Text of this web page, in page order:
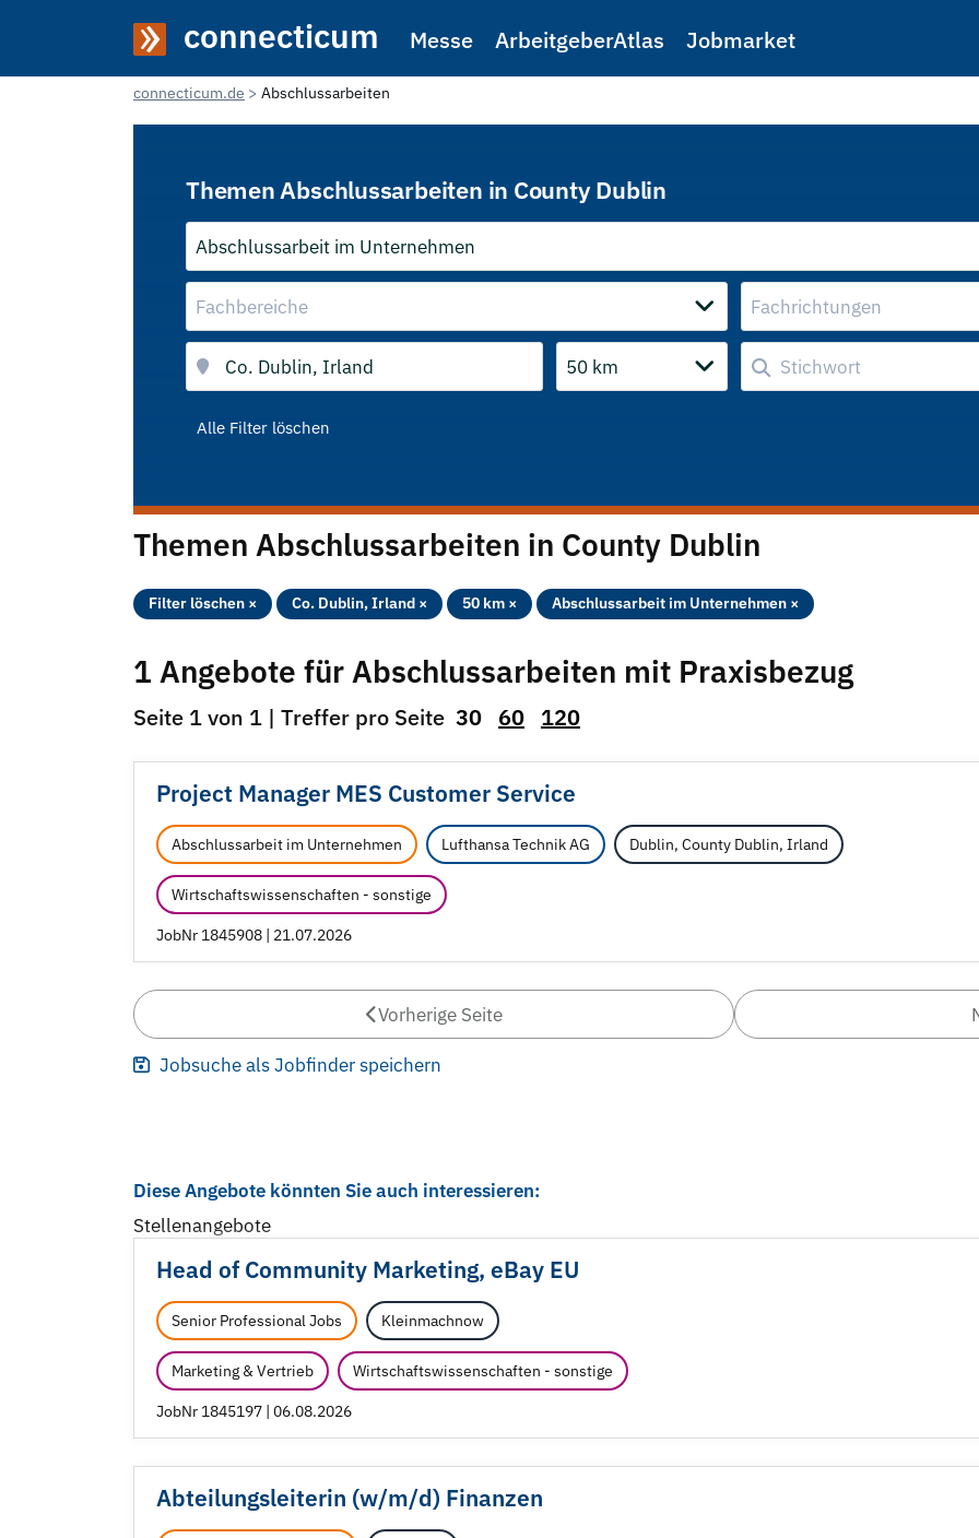
connecticum Messe ArbeitgeberAtlas Jobmarket
connecticum.de Abschlussarbeiten
Themen Abschlussarbeiten in County Dublin
Abschlussarbeit im Unternehmen
Fachbereiche Fachrichtungen
50 km
Alle Filter löschen
Themen Abschlussarbeiten in County Dublin
Filter löschen × Co. Dublin, Irland × 50 km × Abschlussarbeit im Unternehmen ×
1 Angebote für Abschlussarbeiten mit Praxisbezug
Seite 1 von 1 | Treffer pro Seite 30 60 120
Project Manager MES Customer Service
Abschlussarbeit im Unternehmen Lufthansa Technik AG Dublin, County Dublin, Irland
Wirtschaftswissenschaften - sonstige
JobNr 1845908 | 21.07.2026
Vorherige Seite
Jobsuche als Jobfinder speichern
Diese Angebote könnten Sie auch interessieren:
Stellenangebote
Head of Community Marketing, eBay EU
Senior Professional Jobs Kleinmachnow
Marketing & Vertrieb Wirtschaftswissenschaften - sonstige
JobNr 1845197 | 06.08.2026
Abteilungsleiterin (w/m/d) Finanzen